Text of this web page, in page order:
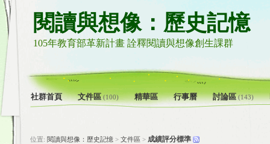
閱讀與想像：歷史記憶
105年教育部革新計畫 詮釋閱讀與想像創生課群
社群首頁 文件區(100) 精華區 行事曆 討論區(143)
位置: 閱讀與想像：歷史記憶 > 文件區 > 成績評分標準